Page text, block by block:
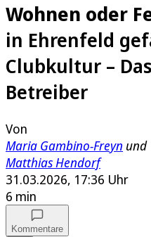
Wohnen oder
in Ehrenfeld
Clubkultur –
Betreiber
Von
Maria Gambino-Freyn und
Matthias Hendorf
31.03.2026, 17:36 Uhr
6 min
Kommentare